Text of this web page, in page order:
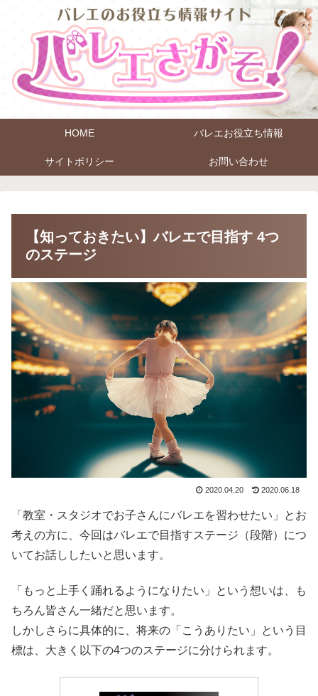
HOME バレエお役立ち情報
サイトポリシー お問い合わせ
【知っておきたい】バレエで目指す 4つ
のステージ
2020.04.20 2020.06.18
「教室・スタジオでお子さんにバレエを習わせたい」とお
考えの方に、今回はバレエで目指すステージ（段階）につ
いてお話ししたいと思います。
「もっと上手く踊れるようになりたい」という想いは、も
ちろん皆さん一緒だと思います。
しかしさらに具体的に、将来の「こうありたい」という目
標は、大きく以下の4つのステージに分けられます。